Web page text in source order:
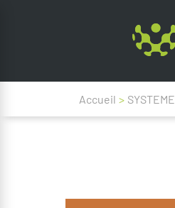
Accueil > SYSTEME